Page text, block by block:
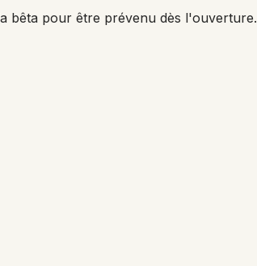
bêta pour être prévenu dès l'ouverture.